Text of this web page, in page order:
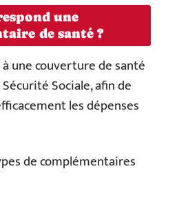
une
de santé ?
une couverture de santé
Sociale, afin de
les dépenses
de complémentaires